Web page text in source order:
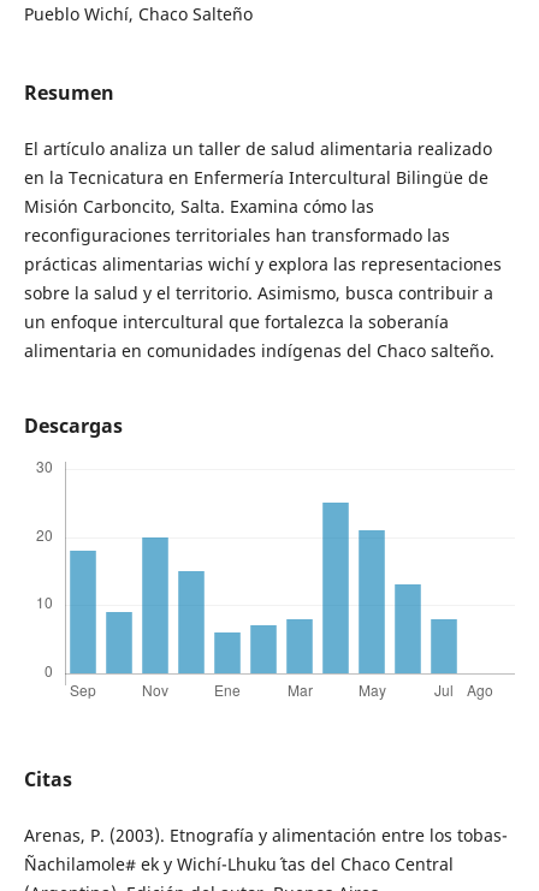
Pueblo Wichí, Chaco Salteño
Resumen
El artículo analiza un taller de salud alimentaria realizado
en la Tecnicatura en Enfermería Intercultural Bilingüe de
Misión Carboncito, Salta. Examina cómo las
reconfiguraciones territoriales han transformado las
prácticas alimentarias wichí y explora las representaciones
sobre la salud y el territorio. Asimismo, busca contribuir a
un enfoque intercultural que fortalezca la soberanía
alimentaria en comunidades indígenas del Chaco salteño.
Descargas
Citas
Arenas, P. (2003). Etnografía y alimentación entre los tobas-
Ñachilamole# ek y Wichí-Lhuku´ tas del Chaco Central